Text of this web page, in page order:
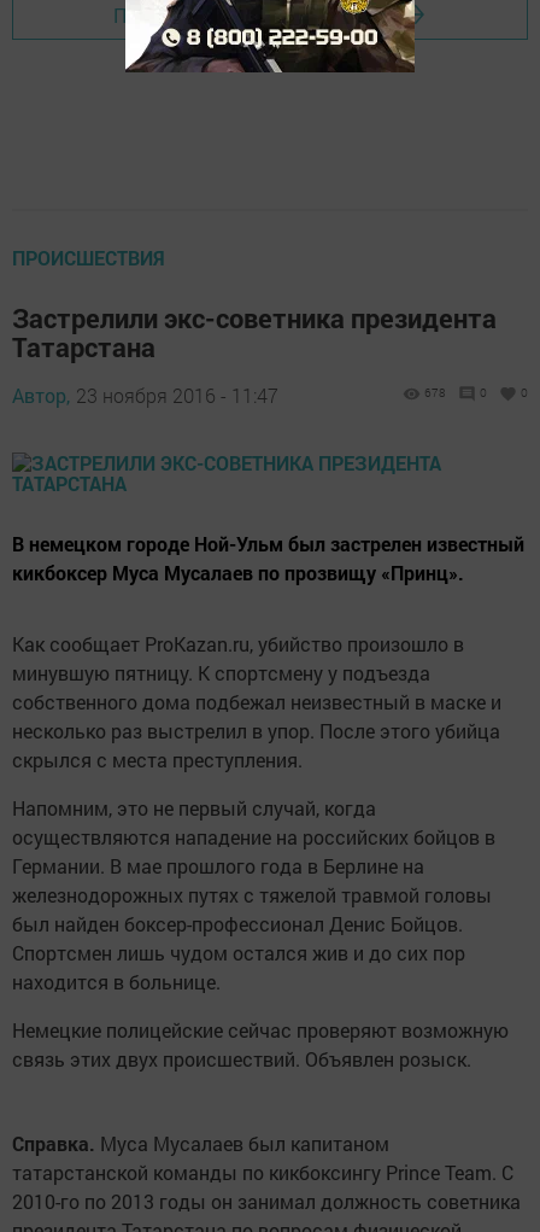
Перейти на страницу новости
ПРОИСШЕСТВИЯ
Застрелили экс-советника президента
Татарстана
Автор, 23 ноября 2016 - 11:47 678 0 0
В немецком городе Ной-Ульм был застрелен известный
кикбоксер Муса Мусалаев по прозвищу «Принц».
Как сообщает ProKazan.ru, убийство произошло в
минувшую пятницу. К спортсмену у подъезда
собственного дома подбежал неизвестный в маске и
несколько раз выстрелил в упор. После этого убийца
скрылся с места преступления.
Напомним, это не первый случай, когда
осуществляются нападение на российских бойцов в
Германии. В мае прошлого года в Берлине на
железнодорожных путях с тяжелой травмой головы
был найден боксер-профессионал Денис Бойцов.
Спортсмен лишь чудом остался жив и до сих пор
находится в больнице.
Немецкие полицейские сейчас проверяют возможную
связь этих двух происшествий. Объявлен розыск.
Справка. Муса Мусалаев был капитаном
татарстанской команды по кикбоксингу Prince Team. С
2010-го по 2013 годы он занимал должность советника